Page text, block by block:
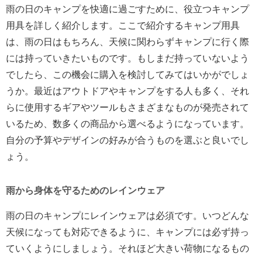
雨の日のキャンプを快適に過ごすために、役立つキャンプ
用具を詳しく紹介します。ここで紹介するキャンプ用具
は、雨の日はもちろん、天候に関わらずキャンプに行く際
には持っていきたいものです。もしまだ持っていないよう
でしたら、この機会に購入を検討してみてはいかがでしょ
うか。最近はアウトドアやキャンプをする人も多く、それ
らに使用するギアやツールもさまざまなものが発売されて
いるため、数多くの商品から選べるようになっています。
自分の予算やデザインの好みが合うものを選ぶと良いでし
ょう。
雨から身体を守るためのレインウェア
雨の日のキャンプにレインウェアは必須です。いつどんな
天候になっても対応できるように、キャンプには必ず持っ
ていくようにしましょう。それほど大きい荷物になるもの